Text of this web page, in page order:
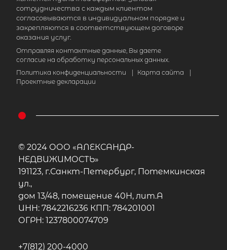
сотрудничества с каждым клиентом
согласовываются в индивидуальном порядке и
закрепляются в соответствующем договоре
оказания услуг.
Отправляя контактные данные, Вы даете
согласие на обработку персональных данных.
Политика конфиденциальности
Карта сайта
Проектные декларации
© 2024 ООО «АЛЕКСАНДР-
НЕДВИЖИМОСТЬ»
191123, г.Санкт-Петербург, Потемкинская
ул.,
дом 13/48, помещение 40Н, лит.А
ИНН: 7842216236 КПП: 784201001
ОГРН: 1237800074709
+7(812) 200-4000